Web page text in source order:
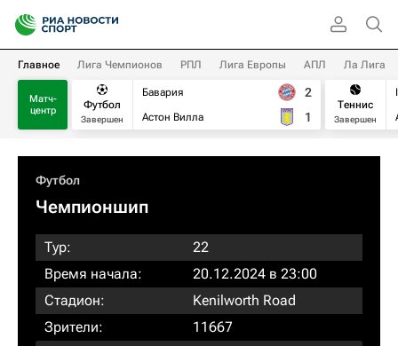
Главное Лига Чемпионов РПЛ Лига Европы АПЛ Ла Лига
Матч-
центр
Футбол
Завершен
Бавария
Астон Вилла
2
1
Теннис
Завершен
Футбол
Чемпионшип
Тур:
22
Время начала:
20.12.2024 в 23:00
Стадион:
Kenilworth Road
Зрители:
11667